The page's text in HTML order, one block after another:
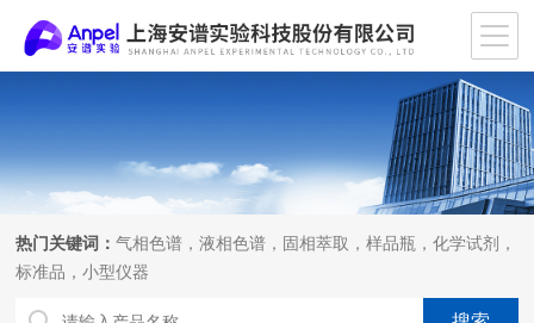
热门关键词：气相色谱，液相色谱，固相萃取，样品瓶，化学试剂，
标准品，小型仪器